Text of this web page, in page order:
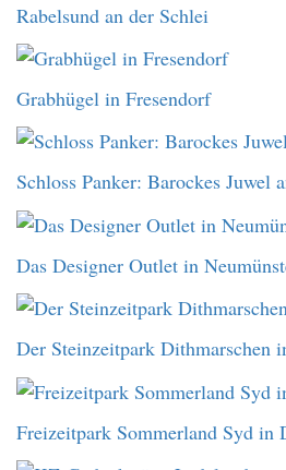
Rabelsund an der Schlei
Grabhügel in Fresendorf
Schloss Panker: Barockes Juwel
Das Designer Outlet in
Der Steinzeitpark Dithmarschen
Freizeitpark Sommerland Syd in